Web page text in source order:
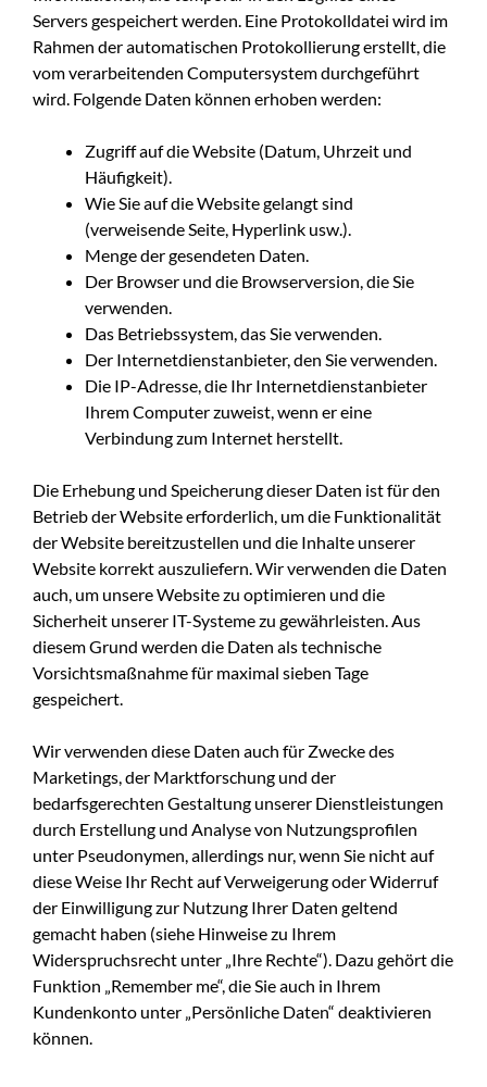
Servers gespeichert werden. Eine Protokolldatei wird im
Rahmen der automatischen Protokollierung erstellt, die
vom verarbeitenden Computersystem durchgeführt
wird. Folgende Daten können erhoben werden:
Zugriff auf die Website (Datum, Uhrzeit und
Häufigkeit).
Wie Sie auf die Website gelangt sind
(verweisende Seite, Hyperlink usw.).
Menge der gesendeten Daten.
Der Browser und die Browserversion, die Sie
verwenden.
Das Betriebssystem, das Sie verwenden.
Der Internetdienstanbieter, den Sie verwenden.
Die IP-Adresse, die Ihr Internetdienstanbieter
Ihrem Computer zuweist, wenn er eine
Verbindung zum Internet herstellt.
Die Erhebung und Speicherung dieser Daten ist für den
Betrieb der Website erforderlich, um die Funktionalität
der Website bereitzustellen und die Inhalte unserer
Website korrekt auszuliefern. Wir verwenden die Daten
auch, um unsere Website zu optimieren und die
Sicherheit unserer IT-Systeme zu gewährleisten. Aus
diesem Grund werden die Daten als technische
Vorsichtsmaßnahme für maximal sieben Tage
gespeichert.
Wir verwenden diese Daten auch für Zwecke des
Marketings, der Marktforschung und der
bedarfsgerechten Gestaltung unserer Dienstleistungen
durch Erstellung und Analyse von Nutzungsprofilen
unter Pseudonymen, allerdings nur, wenn Sie nicht auf
diese Weise Ihr Recht auf Verweigerung oder Widerruf
der Einwilligung zur Nutzung Ihrer Daten geltend
gemacht haben (siehe Hinweise zu Ihrem
Widerspruchsrecht unter „Ihre Rechte“). Dazu gehört die
Funktion „Remember me“, die Sie auch in Ihrem
Kundenkonto unter „Persönliche Daten“ deaktivieren
können.